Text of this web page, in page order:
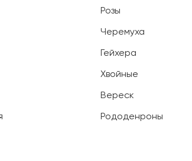
Розы
Черемуха
Гейхера
Хвойные
Вереск
Рододенроны